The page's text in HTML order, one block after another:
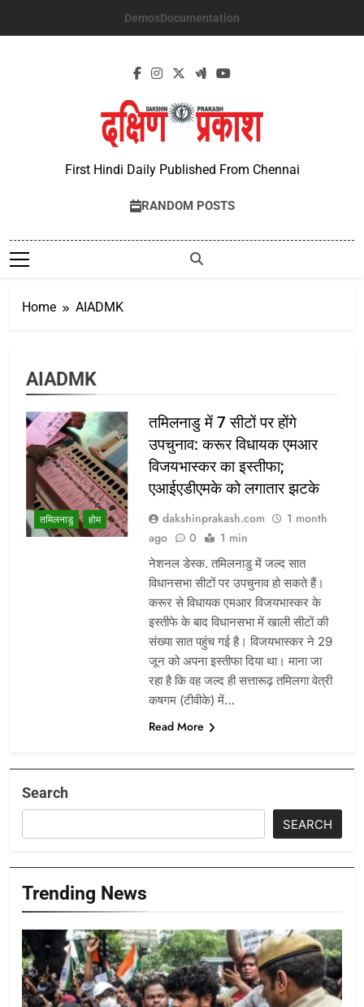
DemosDocumentation
First Hindi Daily Published From Chennai
RANDOM POSTS
Home AIADMK
AIADMK
तमिलनाडु होम
तमिलनाडु में 7 सीटों पर होंगे
उपचुनाव: करूर विधायक एमआर
विजयभास्कर का इस्तीफा;
एआईएडीएमके को लगातार झटके
dakshinprakash.com
1 month
ago
0 1 min
नेशनल डेस्क. तमिलनाडु में जल्द सात
विधानसभा सीटों पर उपचुनाव हो सकते हैं।
करूर से विधायक एमआर विजयभास्कर के
इस्तीफे के बाद विधानसभा में खाली सीटों की
संख्या सात पहुंच गई है। विजयभास्कर ने 29
जून को अपना इस्तीफा दिया था। माना जा
रहा है कि वह जल्द ही सत्तारूढ़ तमिलगा वेत्री
कषगम (टीवीके) में…
Read More
Search
SEARCH
Trending News